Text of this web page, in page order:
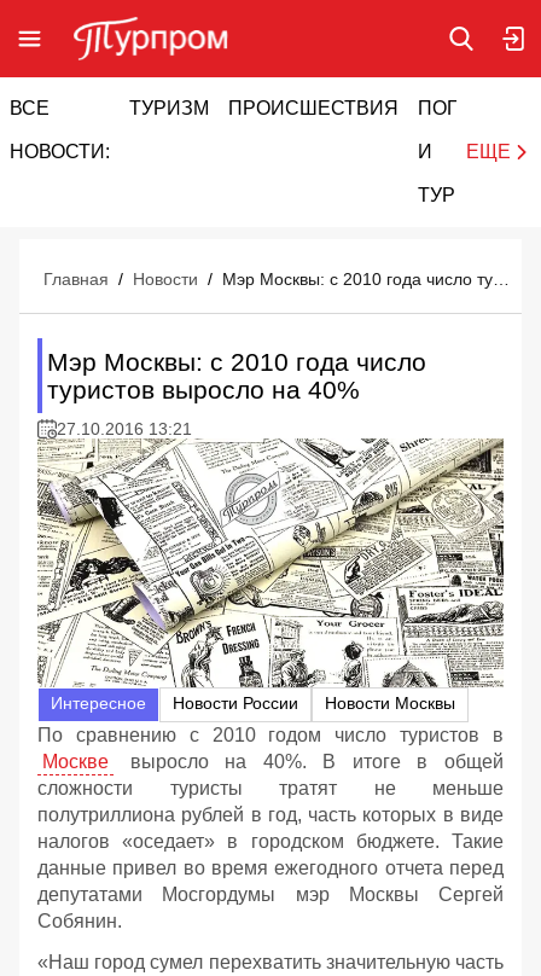
ВСЕ
НОВОСТИ:
ТУРИЗМ ПРОИСШЕСТВИЯ ПОГОДА
И
ТУРИЗМ
ЕЩЕ
Главная / Новости /
Мэр Москвы: с 2010 года число
туристов выросло на 40%
27.10.2016 13:21
Интересное Новости России Новости Москвы
По сравнению с 2010 годом число туристов в
Москве
выросло на 40%. В итоге в общей
сложности туристы тратят не меньше
полутриллиона рублей в год, часть которых в виде
налогов «оседает» в городском бюджете. Такие
данные привел во время ежегодного отчета перед
депутатами Мосгордумы мэр Москвы Сергей
Собянин.
«Наш город сумел перехватить значительную часть